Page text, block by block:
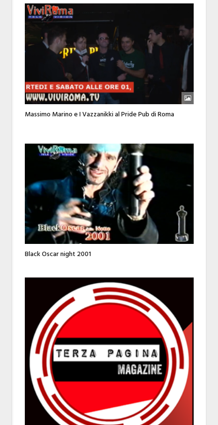
Massimo Marino e I Vazzanikki al Pride Pub di Roma
Black Oscar night 2001